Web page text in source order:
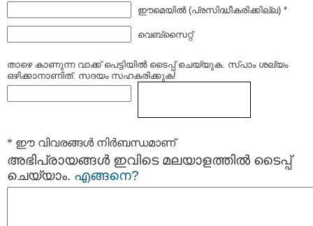
ഈമെയില്‍ (പ്രസിദ്ധീകരിക്കില്ല) *
വെബ്സൈറ്റ്
താഴെ കാണുന്ന വാക്ക് പെട്ടിയില്‍ ടൈപ്പ്‌ ചെയ്യുക. സ്പാം ശല്യം
ഒഴിക്കാനാണിത്. സദയം സഹകരിക്കുക!
* ഈ വിവരങ്ങള്‍ നിര്‍ബന്ധമാണ്
അഭിപ്രായങ്ങള്‍ ഇവിടെ മലയാളത്തില്‍ ടൈപ്പ്
ചെയ്യാം. എങ്ങനെ?